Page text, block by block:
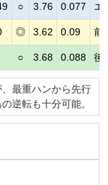
○ 3.76 0.077 エ
◎ 3.62 0.09 前
○ 3.68 0.088 後
最重ハンから先行
逆転も十分可能。